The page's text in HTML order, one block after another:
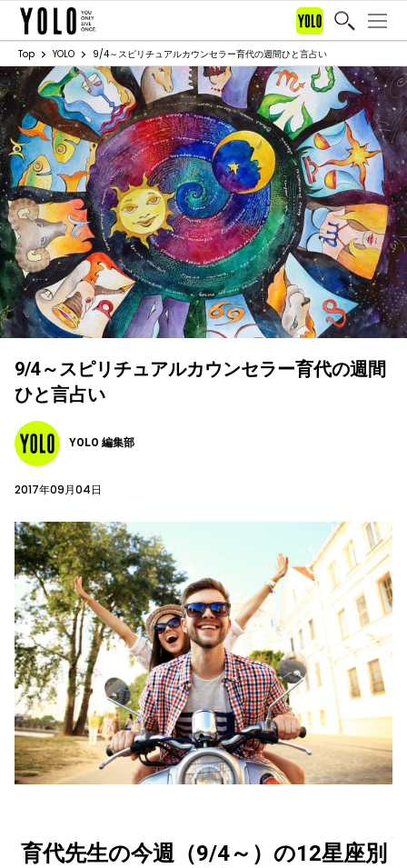
Top YOLO 9/4～スピリチュアルカウンセラー育代の週間ひと言占い
9/4～スピリチュアルカウンセラー育代の週間
ひと言占い
YOLO 編集部
2017年09月04日
育代先生の今週（9/4～）の12星座別